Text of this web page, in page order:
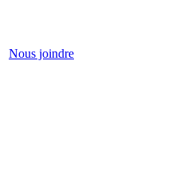
Nous joindre